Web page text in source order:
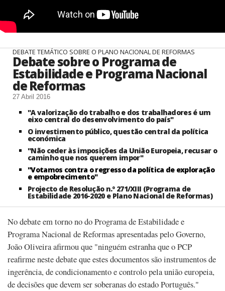
DEBATE TEMÁTICO SOBRE O PLANO NACIONAL DE REFORMAS
Debate sobre o Programa de
Estabilidade e Programa Nacional
de Reformas
27 Abril 2016
"A valorização do trabalho e dos trabalhadores é um
eixo central do desenvolvimento do país"
O investimento público, questão central da política
económica
"Não ceder às imposições da União Europeia, recusar o
caminho que nos querem impor"
"Votamos contra o regresso da política de exploração
e empobrecimento"
Projecto de Resolução n.º 271/XIII (Programa de
Estabilidade 2016-2020 e Plano Nacional de Reformas)
No debate em torno no do Programa de Estabilidade e
Programa Nacional de Reformas apresentadas pelo Governo,
João Oliveira afirmou que "ninguém estranha que o PCP
reafirme neste debate que estes documentos são instrumentos de
ingerência, de condicionamento e controlo pela união europeia,
de decisões que devem ser soberanas do estado Português."